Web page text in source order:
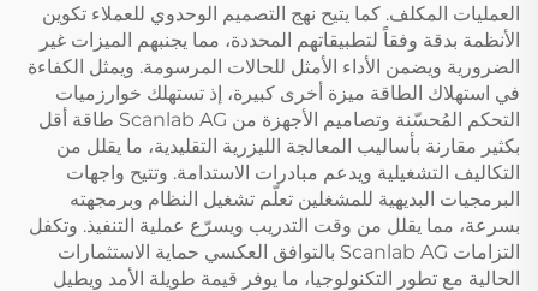
العمليات المكلف. كما يتيح نهج التصميم الوحدوي للعملاء تكوين
الأنظمة بدقة وفقاً لتطبيقاتهم المحددة، مما يجنبهم الميزات غير
الضرورية ويضمن الأداء الأمثل للحالات المرسومة. ويمثل الكفاءة
في استهلاك الطاقة ميزة أخرى كبيرة، إذ تستهلك خوارزميات
التحكم المُحسّنة وتصاميم الأجهزة من Scanlab AG طاقة أقل
بكثير مقارنة بأساليب المعالجة الليزرية التقليدية، ما يقلل من
التكاليف التشغيلية ويدعم مبادرات الاستدامة. وتتيح واجهات
البرمجيات البديهية للمشغلين تعلّم تشغيل النظام وبرمجهته
بسرعة، مما يقلل من وقت التدريب ويسرّع عملية التنفيذ. وتكفل
التزامات Scanlab AG بالتوافق العكسي حماية الاستثمارات
الحالية مع تطور التكنولوجيا، ما يوفر قيمة طويلة الأمد ويطيل